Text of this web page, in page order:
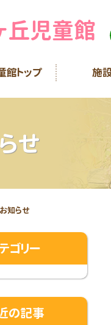
丘児童館
館トップ 施
せ
お知らせ
ゴリー
の記事